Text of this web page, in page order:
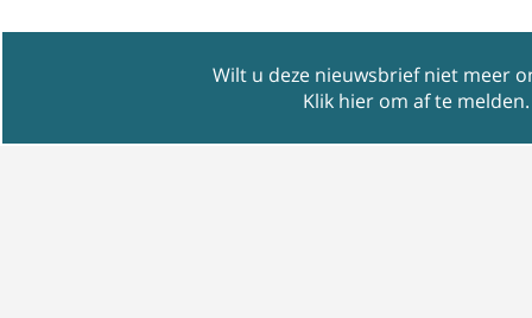
Wilt u deze nieuwsbrief niet meer
Klik hier om af te melden.